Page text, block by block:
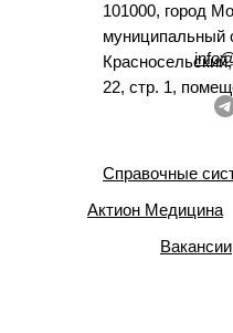
101000, город
муниципальный
22, стр. 1,
Справочные
Актион Медицина
Вакансии